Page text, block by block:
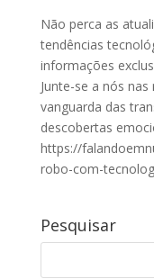
Não perca as
tendências
informações
Junte-se a nós
vanguarda das
descobertas
https://
robo-com-
Pesquisar